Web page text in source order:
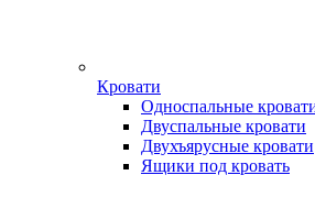
Кровати
Односпальные
Двуспальные кровати
Двухъярусные кровати
Ящики под кровать